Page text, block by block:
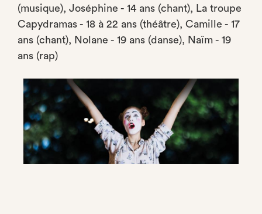
(musique), Joséphine - 14 ans (chant), La troupe
Capydramas - 18 à 22 ans (théâtre), Camille - 17
ans (chant), Nolane - 19 ans (danse), Naïm - 19
ans (rap)